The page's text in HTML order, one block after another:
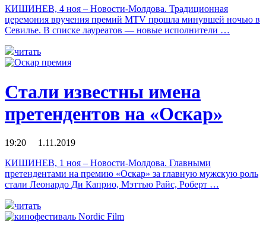
КИШИНЕВ, 4 ноя – Новости-Молдова. Традиционная
церемония вручения премий MTV прошла минувшей ночью в
Севилье. В списке лауреатов — новые исполнители …
читать
Стали известны имена
претендентов на «Оскар»
19:20 1.11.2019
КИШИНЕВ, 1 ноя – Новости-Молдова. Главными
претендентами на премию «Оскар» за главную мужскую роль
стали Леонардо Ди Каприо, Мэттью Райс, Роберт …
читать